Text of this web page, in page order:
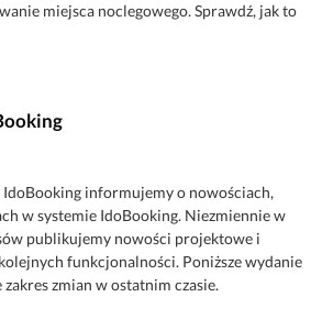
miejsca noclegowego. Sprawdź, jak to
IdoBooking informujemy o nowościach,
w systemie IdoBooking. Niezmiennie w
publikujemy nowości projektowe i
funkcjonalności. Poniższe wydanie
zmian w ostatnim czasie.